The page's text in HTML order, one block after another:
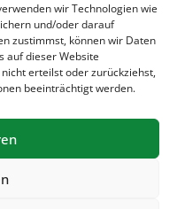
wir Technologien wie
und/oder darauf
zustimmst, können wir Daten
auf dieser Website
erteilst oder zurückziehst,
beeinträchtigt werden.
Kooperation